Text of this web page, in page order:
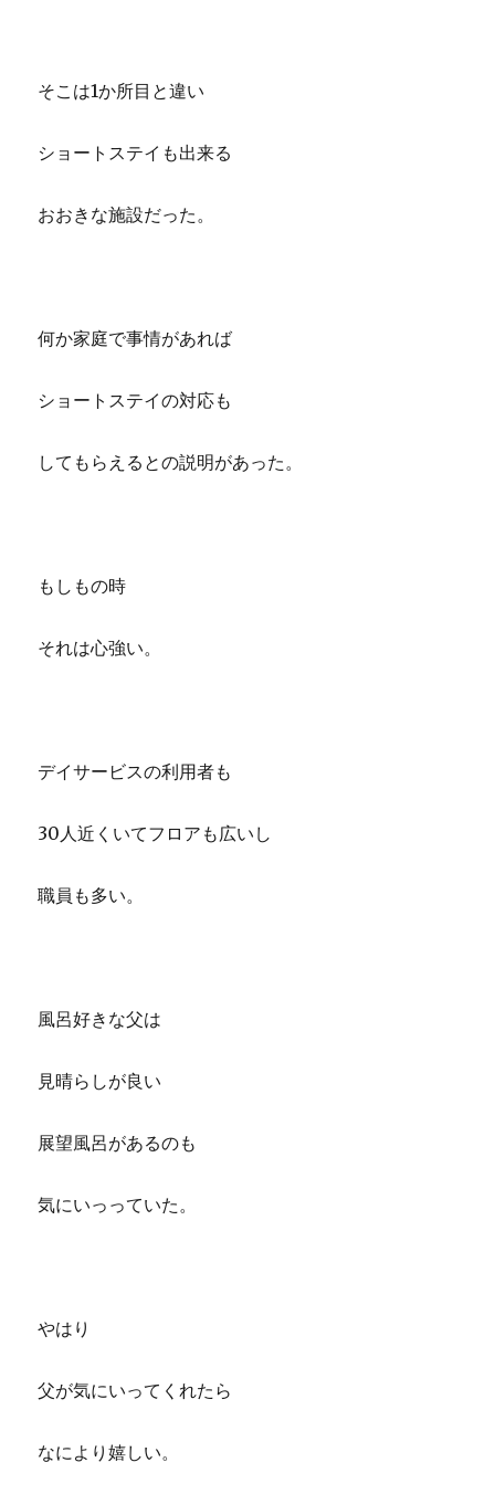
そこは1か所目と違い
ショートステイも出来る
おおきな施設だった。
何か家庭で事情があれば
ショートステイの対応も
してもらえるとの説明があった。
もしもの時
それは心強い。
デイサービスの利用者も
30人近くいてフロアも広いし
職員も多い。
風呂好きな父は
見晴らしが良い
展望風呂があるのも
気にいっっていた。
やはり
父が気にいってくれたら
なにより嬉しい。